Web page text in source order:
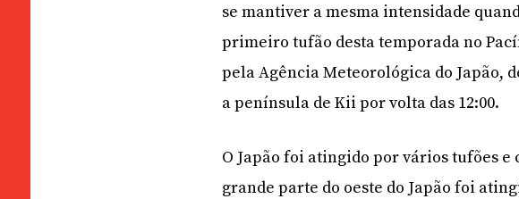
se mantiver a mesma intensidade
primeiro tufão desta temporada no
pela Agência Meteorológica do Japão,
a península de Kii por volta das 12:00.
O Japão foi atingido por vários tufões
grande parte do oeste do Japão foi